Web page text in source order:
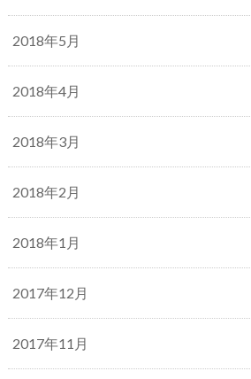
2018年5月
2018年4月
2018年3月
2018年2月
2018年1月
2017年12月
2017年11月